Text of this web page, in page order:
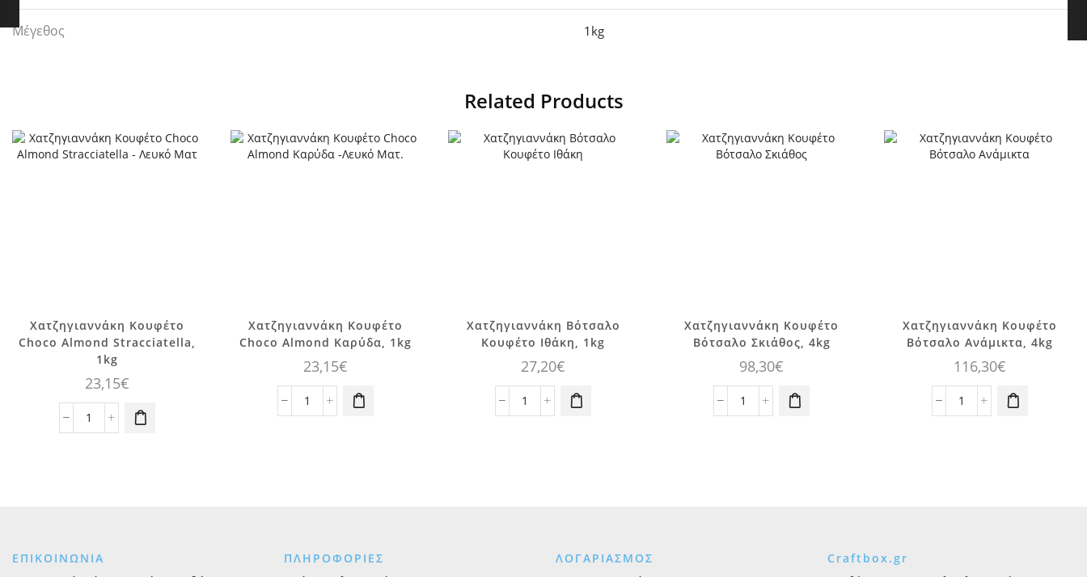
Μέγεθος 1kg
Related Products
Χατζηγιαννάκη Κουφέτο
Choco Almond Stracciatella,
1kg
23,15€
Χατζηγιαννάκη
Χατζηγιαννάκη Κουφέτο
Choco Almond Καρύδα, 1kg
23,15€
Χατζηγιαννάκη
Χατζηγιαννάκη Βότσαλο
Κουφέτο Ιθάκη, 1kg
27,20€
Χατζηγιαννάκη
Χατζηγιαννάκη Κουφέτο
Βότσαλο Σκιάθος, 4kg
98,30€
Χατζηγιαννάκη
Χατζηγιαννάκη Κουφέτο
Βότσαλο Ανάμικτα, 4kg
116,30€
Χατζηγιαννάκη
ΕΠΙΚΟΙΝΩΝΙΑ ΠΛΗΡΟΦΟΡΙΕΣ ΛΟΓΑΡΙΑΣΜΟΣ Craftbox.gr